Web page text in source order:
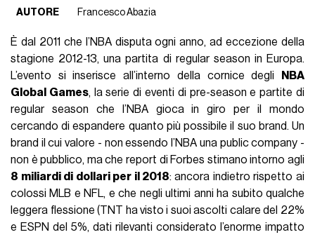
AUTORE
Francesco Abazia
È dal 2011 che l’NBA disputa ogni anno, ad eccezione della
stagione 2012-13, una partita di regular season in Europa.
L’evento si inserisce all’interno della cornice degli
NBA
Global Games, la serie di eventi di pre-season e partite di
regular season che l’NBA gioca in giro per il mondo
cercando di espandere quanto più possibile il suo brand. Un
brand il cui valore - non essendo l’NBA una public company -
non è pubblico, ma che report di Forbes stimano intorno agli
8 miliardi di dollari per il 2018: ancora indietro rispetto ai
colossi MLB e NFL, e che negli ultimi anni ha subito qualche
leggera flessione (TNT ha visto i suoi ascolti calare del 22%
e ESPN del 5%, dati rilevanti considerato l’enorme impatto